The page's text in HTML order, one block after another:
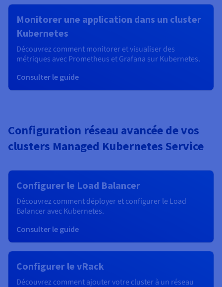
Monitorer une application dans un cluster
Kubernetes
Découvrez comment monitorer et visualiser des
métriques avec Prometheus et Grafana sur Kubernetes.
Consulter le guide
Configuration réseau avancée de vos
clusters Managed Kubernetes Service
Configurer le Load Balancer
Découvrez comment déployer et configurer le Load
Balancer avec Kubernetes.
Consulter le guide
Configurer le vRack
Découvrez comment ajouter votre cluster à un réseau